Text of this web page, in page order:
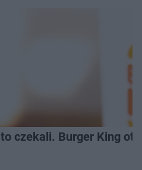
czekali. Burger King